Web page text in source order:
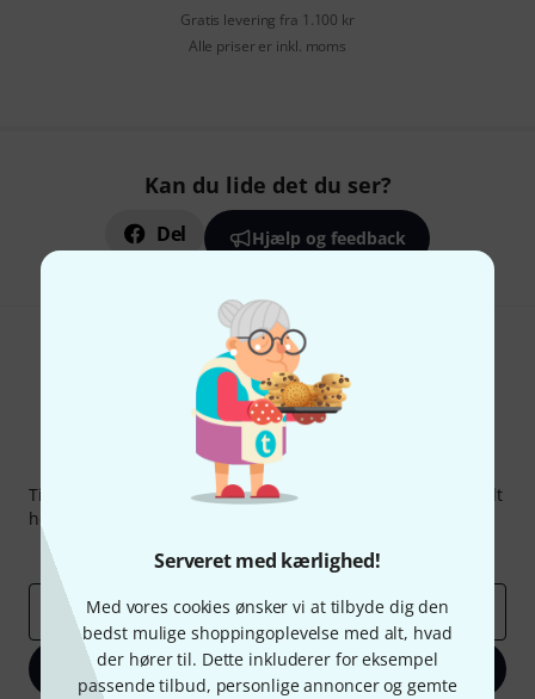
Serveret med kærlighed!
Med vores cookies ønsker vi at tilbyde dig den
bedst mulige shoppingoplevelse med alt, hvad
der hører til. Dette inkluderer for eksempel
passende tilbud, personlige annoncer og gemte
Gratis levering fra 1.100 kr
Alle priser er inkl. moms
Kan du lide det du ser?
Del Hjælp og feedback
Thomann Newsletter
Tilmeld dig Thomann Nyhedsbrevet på engelsk og med lidt
held kan du vinde en af
Inspirerende bidrag
Tilbud Thomann-indsigter
Email adresse*
Tilmeld dig nu